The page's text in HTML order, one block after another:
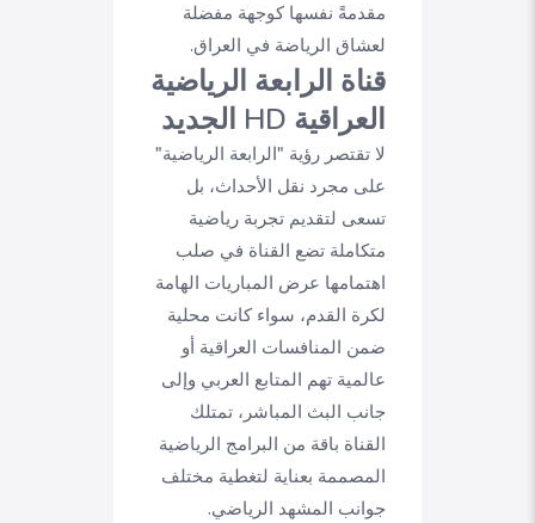
مقدمةً نفسها كوجهة مفضلة
لعشاق الرياضة في العراق.
قناة الرابعة الرياضية
العراقية HD الجديد
لا تقتصر رؤية "الرابعة الرياضية"
على مجرد نقل الأحداث، بل
تسعى لتقديم تجربة رياضية
متكاملة تضع القناة في صلب
اهتمامها عرض المباريات الهامة
لكرة القدم، سواء كانت محلية
ضمن المنافسات العراقية أو
عالمية تهم المتابع العربي وإلى
جانب البث المباشر، تمتلك
القناة باقة من البرامج الرياضية
المصممة بعناية لتغطية مختلف
جوانب المشهد الرياضي.